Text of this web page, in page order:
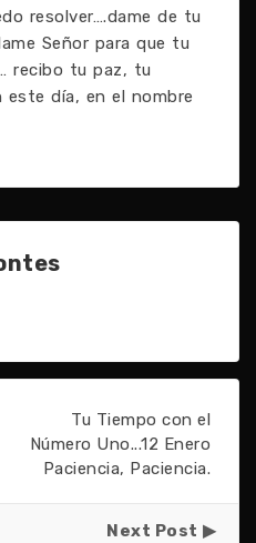
resolver….dame de tu
Señor para que tu
recibo tu paz, tu
día, en el nombre
Tu Tiempo con el
Número Uno...12 Enero
Paciencia, Paciencia.
Next Post